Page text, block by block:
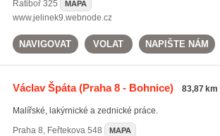
Ratiboř325 MAPA
www.jelinek9.webnode.cz
NAVIGOVAT VOLAT NAPIŠTE NÁM
Václav Špáta(Praha 8 - Bohnice) 83,87 km
Malířské, lakýrnické a zednické práce.
Praha 8, Feřtekova 548 MAPA